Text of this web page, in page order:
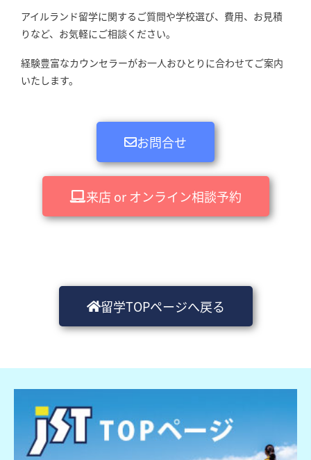
アイルランド留学に関するご質問や学校選び、費用、お見積
りなど、お気軽にご相談ください。
経験豊富なカウンセラーがお一人おひとりに合わせてご案内
いたします。
お問合せ
来店 or オンライン相談予約
留学TOPページへ戻る